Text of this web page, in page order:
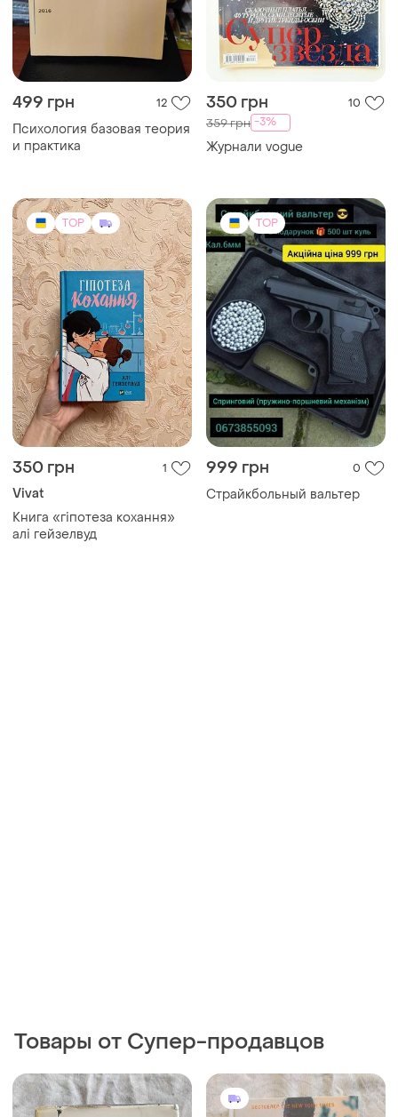
Товары от Супер-продавцов
70 грн 1 440 грн 1